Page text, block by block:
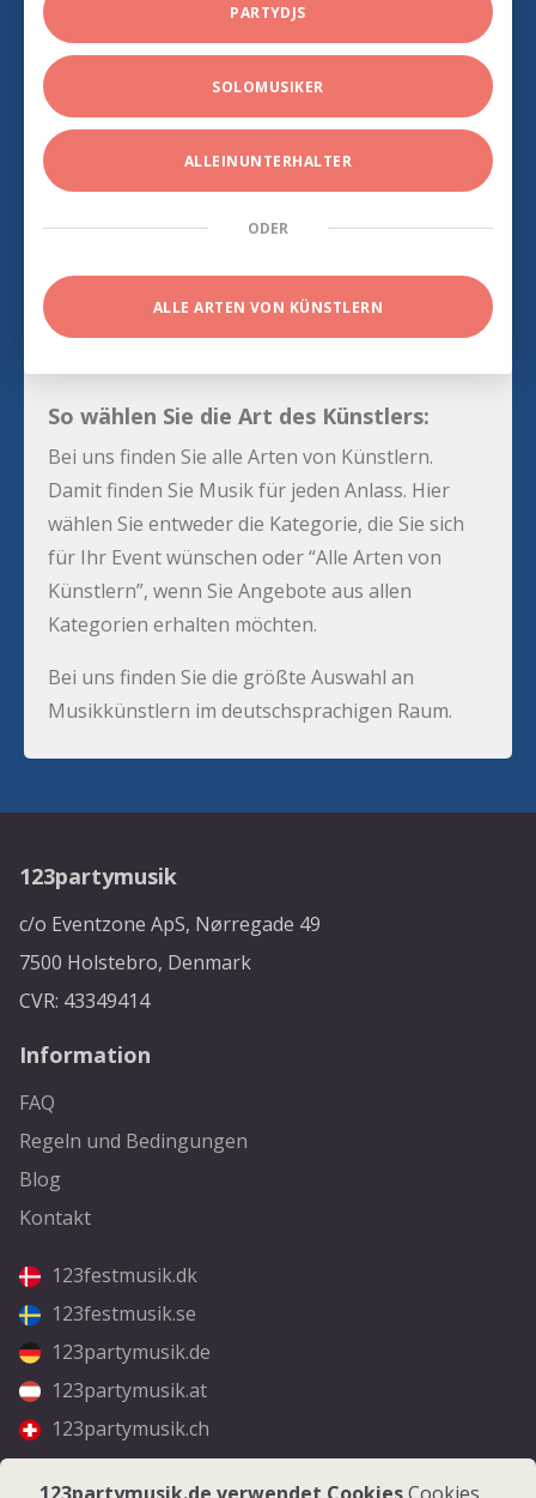
PARTYDJS
SOLOMUSIKER
ALLEINUNTERHALTER
ODER
ALLE ARTEN VON KÜNSTLERN
So wählen Sie die Art des Künstlers:
Bei uns finden Sie alle Arten von Künstlern.
Damit finden Sie Musik für jeden Anlass. Hier
wählen Sie entweder die Kategorie, die Sie sich
für Ihr Event wünschen oder “Alle Arten von
Künstlern”, wenn Sie Angebote aus allen
Kategorien erhalten möchten.
Bei uns finden Sie die größte Auswahl an
Musikkünstlern im deutschsprachigen Raum.
123partymusik
c/o Eventzone ApS, Nørregade 49
7500 Holstebro, Denmark
CVR: 43349414
Information
FAQ
Regeln und Bedingungen
Blog
Kontakt
123festmusik.dk
123festmusik.se
123partymusik.de
123partymusik.at
123partymusik.ch
Folgen Sie uns